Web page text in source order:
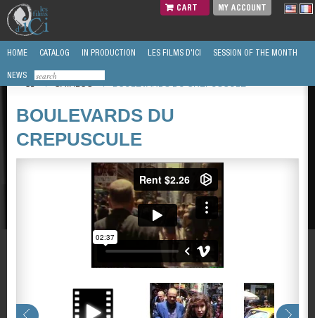
CART MY ACCOUNT
HOME CATALOG IN PRODUCTION LES FILMS D'ICI SESSION OF THE MONTH
NEWS
/
CATALOG / BOULEVARDS DU CREPUSCULE
BOULEVARDS DU
CREPUSCULE